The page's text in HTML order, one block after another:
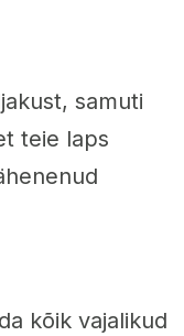
samuti
teie laps
kõik vajalikud